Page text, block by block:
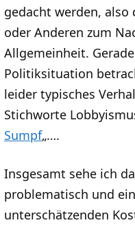
gedacht werden, also
oder Anderen zum
Allgemeinheit.
Politiksituation
leider typisches
Stichworte
Sumpf„….
Insgesamt sehe ich
problematisch und
unterschätzenden